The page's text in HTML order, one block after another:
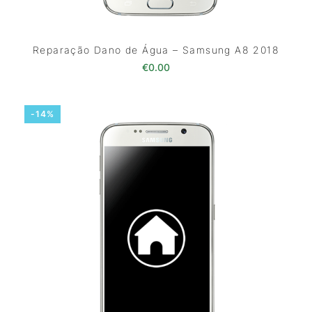
Reparação Dano de Água – Samsung A8 2018
€0.00
-14%